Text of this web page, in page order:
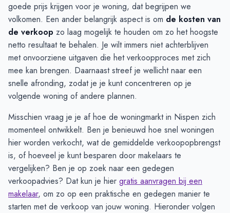
goede prijs krijgen voor je woning, dat begrijpen we
volkomen. Een ander belangrijk aspect is om de kosten van
de verkoop zo laag mogelijk te houden om zo het hoogste
netto resultaat te behalen. Je wilt immers niet achterblijven
met onvoorziene uitgaven die het verkoopproces met zich
mee kan brengen. Daarnaast streef je wellicht naar een
snelle afronding, zodat je je kunt concentreren op je
volgende woning of andere plannen.
Misschien vraag je je af hoe de woningmarkt in Nispen zich
momenteel ontwikkelt. Ben je benieuwd hoe snel woningen
hier worden verkocht, wat de gemiddelde verkoopopbrengst
is, of hoeveel je kunt besparen door makelaars te
vergelijken? Ben je op zoek naar een gedegen
verkoopadvies? Dat kun je hier gratis aanvragen bij een
makelaar, om zo op een praktische en gedegen manier te
starten met de verkoop van jouw woning. Hieronder volgen